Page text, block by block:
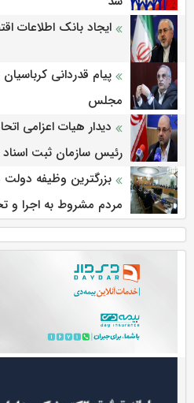
ایجاد بانک اطلاعات
پیام قدردانی
مجلس
دیدار هیات اعزامی
رئیس سازمان ثبت اسناد
بزرگترین وظیفه دولت
مردم مشروط به اجرا